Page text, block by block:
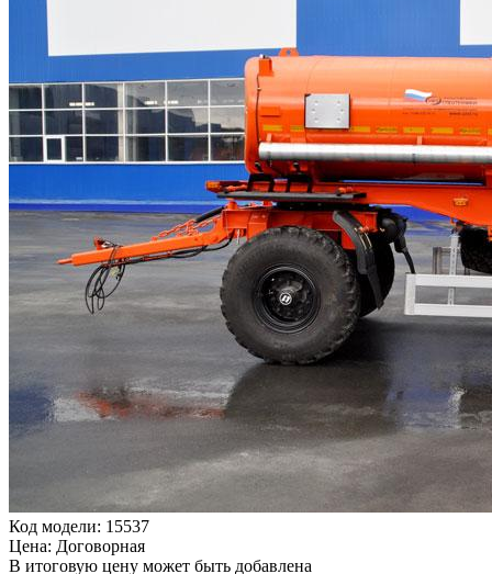
Код модели: 15537
Цена: Договорная
В итоговую цену может быть добавлена